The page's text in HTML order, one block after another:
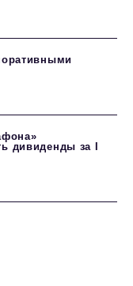
дивиденды за I